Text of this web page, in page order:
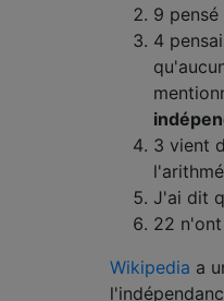
9 pensé
4
3 vient
J'ai dit
22
Wikipedia a